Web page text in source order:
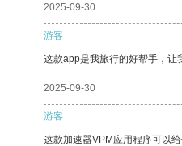
2025-09-30
游客
这款app是我旅行的好帮手，让
2025-09-30
游客
这款加速器VPM应用程序可以